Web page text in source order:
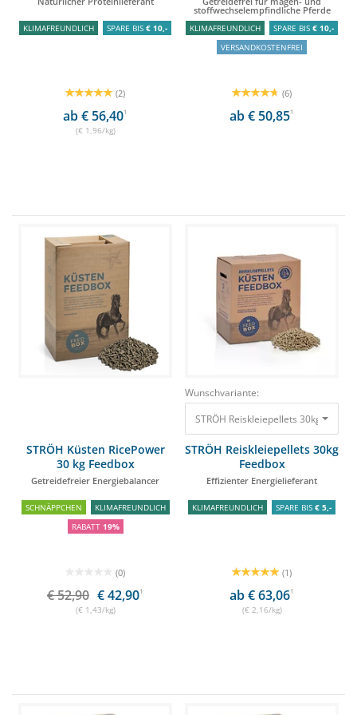
KLIMAFREUNDLICH SPARE BIS € 10,-
(2)
ab € 56,401
(€ 1,96/kg)
stoffwechselempfindliche Pferde
KLIMAFREUNDLICH SPARE BIS € 10,-
VERSANDKOSTENFREI
(6)
ab € 50,851
STRÖH Küsten RicePower
30 kg Feedbox
Getreidefreier Energiebalancer
SCHNÄPPCHEN
KLIMAFREUNDLICH
RABATT 19%
(0)
€ 52,90 € 42,901
(€ 1,43/kg)
Wunschvariante:
STRÖH Reiskleiepellets 30kg
STRÖH Reiskleiepellets 30kg
Feedbox
Effizienter Energielieferant
KLIMAFREUNDLICH SPARE BIS € 5,-
(1)
ab € 63,061
(€ 2,16/kg)